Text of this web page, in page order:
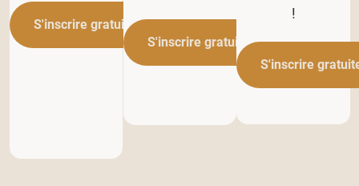
S'inscrire gratuitement
S'inscrire gratuitement
!
S'inscrire